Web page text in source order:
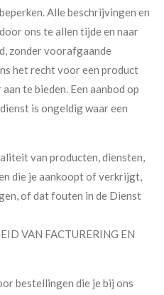
Alle beschrijvingen en
ons te allen tijde en naar
zonder voorafgaande
het recht voor een product
te bieden. Een aanbod op
is ongeldig waar een
van producten, diensten,
die je aankoopt of verkrijgt,
of dat fouten in de Dienst
VAN FACTURERING EN
bestellingen die je bij ons